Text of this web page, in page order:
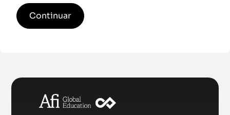
Continuar